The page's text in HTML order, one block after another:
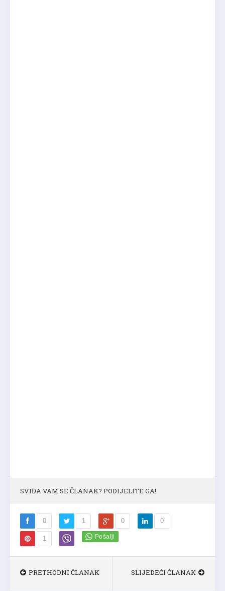
SVIĐA VAM SE ČLANAK? PODIJELITE GA!
0 1 0 0
1
PRETHODNI ČLANAK SLIJEDEĆI ČLANAK